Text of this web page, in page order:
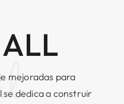
mejoradas para
se dedica a construir